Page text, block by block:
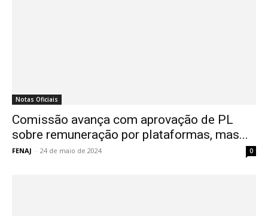
Notas Oficiais
Comissão avança com aprovação de PL
sobre remuneração por plataformas, mas...
FENAJ - 24 de maio de 2024 0